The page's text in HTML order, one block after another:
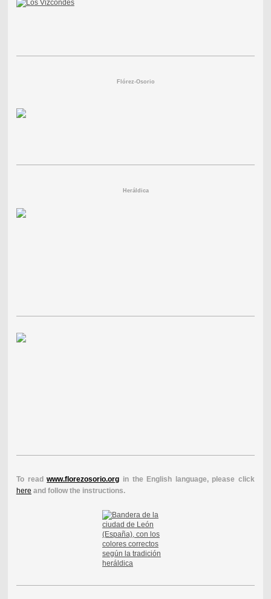
Flórez-Osorio
Heráldica
To readwww.florezosorio.org in the English language, please click
here and follow the instructions.